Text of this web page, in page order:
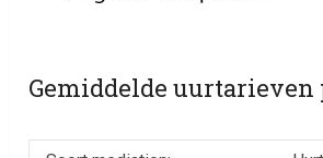
Gemiddelde